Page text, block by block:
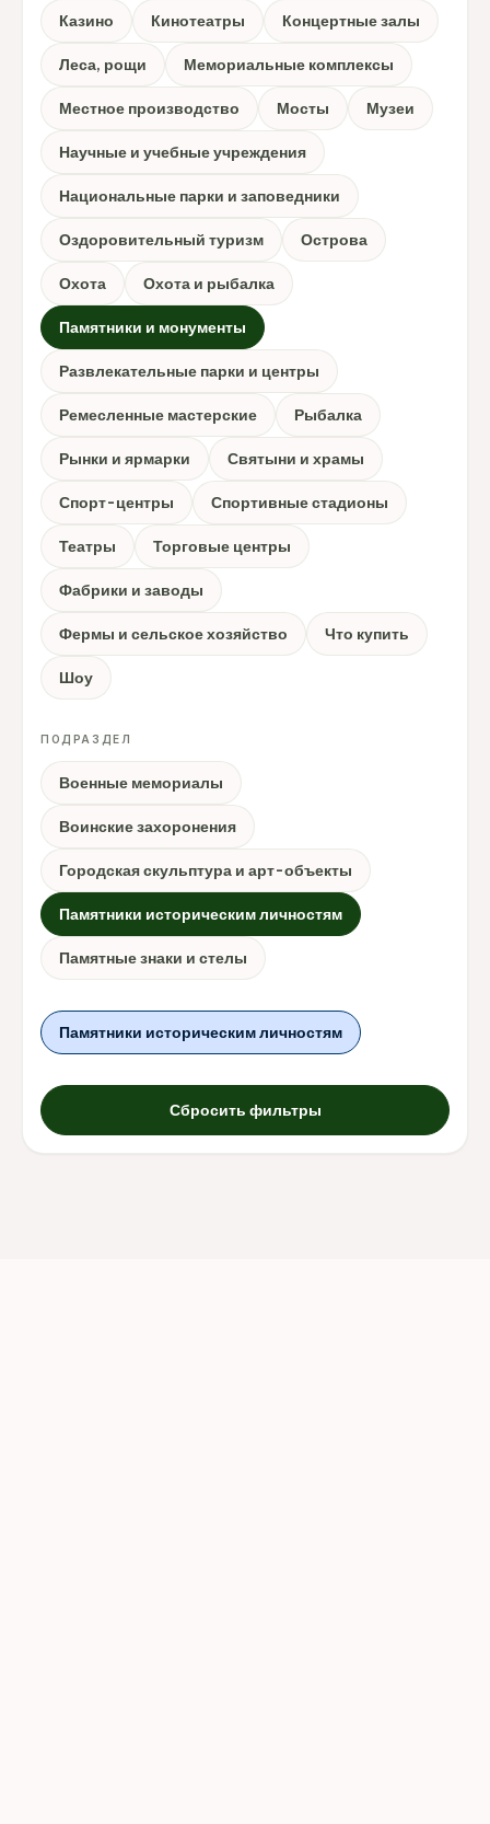
Казино Кинотеатры Концертные залы
Леса, рощи Мемориальные комплексы
Местное производство Мосты Музеи
Научные и учебные учреждения
Национальные парки и заповедники
Оздоровительный туризм Острова
Охота Охота и рыбалка
Памятники и монументы
Развлекательные парки и центры
Ремесленные мастерские Рыбалка
Рынки и ярмарки Святыни и храмы
Спорт-центры Спортивные стадионы
Театры Торговые центры
Фабрики и заводы
Фермы и сельское хозяйство Что купить
Шоу
ПОДРАЗДЕЛ
Военные мемориалы
Воинские захоронения
Городская скульптура и арт-объекты
Памятники историческим личностям
Памятные знаки и стелы
Памятники историческим личностям
Сбросить фильтры